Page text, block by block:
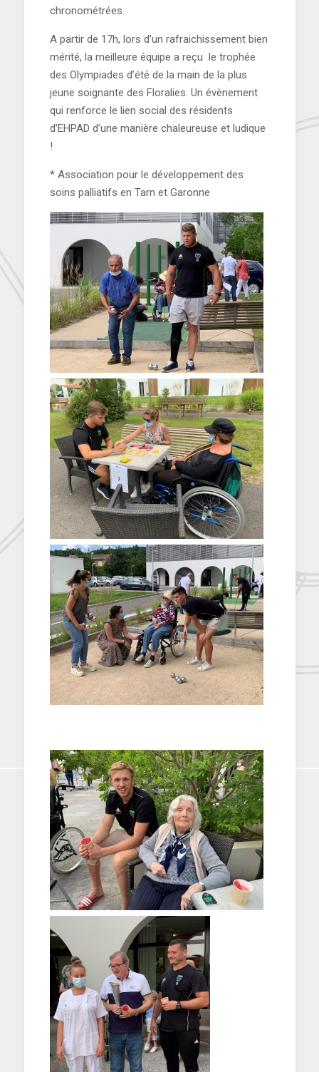
chronométrées.
A partir de 17h, lors d’un rafraichissement bien
mérité, la meilleure équipe a reçu le trophée
des Olympiades d’été de la main de la plus
jeune soignante des Floralies. Un évènement
qui renforce le lien social des résidents
d’EHPAD d’une manière chaleureuse et ludique
!
* Association pour le développement des
soins palliatifs en Tarn et Garonne